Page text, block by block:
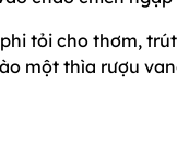
tỏi cho thơm,
một thìa rượu